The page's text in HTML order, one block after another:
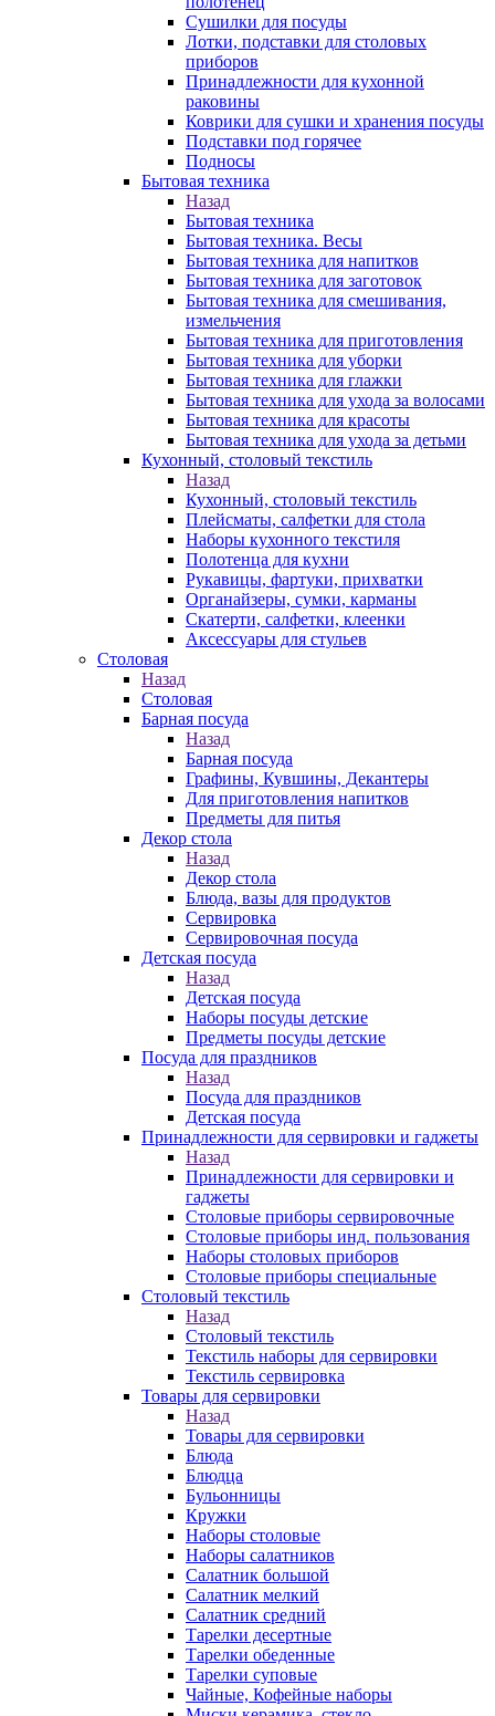
Сушилки для посуды
Лотки, подставки для столовых
приборов
Принадлежности для кухонной
раковины
Коврики для сушки и хранения посуды
Подставки под горячее
Подносы
Бытовая техника
Назад
Бытовая техника
Бытовая техника. Весы
Бытовая техника для напитков
Бытовая техника для заготовок
Бытовая техника для смешивания,
измельчения
Бытовая техника для приготовления
Бытовая техника для уборки
Бытовая техника для глажки
Бытовая техника для ухода за волосами
Бытовая техника для красоты
Бытовая техника для ухода за детьми
Кухонный, столовый текстиль
Назад
Кухонный, столовый текстиль
Плейсматы, салфетки для стола
Наборы кухонного текстиля
Полотенца для кухни
Рукавицы, фартуки, прихватки
Органайзеры, сумки, карманы
Скатерти, салфетки, клеенки
Аксессуары для стульев
Столовая
Назад
Столовая
Барная посуда
Назад
Барная посуда
Графины, Кувшины, Декантеры
Для приготовления напитков
Предметы для питья
Декор стола
Назад
Декор стола
Блюда, вазы для продуктов
Сервировка
Сервировочная посуда
Детская посуда
Назад
Детская посуда
Наборы посуды детские
Предметы посуды детские
Посуда для праздников
Назад
Посуда для праздников
Детская посуда
Принадлежности для сервировки и гаджеты
Назад
Принадлежности для сервировки и
гаджеты
Столовые приборы сервировочные
Столовые приборы инд. пользования
Наборы столовых приборов
Столовые приборы специальные
Столовый текстиль
Назад
Столовый текстиль
Текстиль наборы для сервировки
Текстиль сервировка
Товары для сервировки
Назад
Товары для сервировки
Блюда
Блюдца
Бульонницы
Кружки
Наборы столовые
Наборы салатников
Салатник большой
Салатник мелкий
Салатник средний
Тарелки десертные
Тарелки обеденные
Тарелки суповые
Чайные, Кофейные наборы